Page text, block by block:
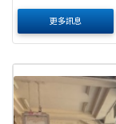
課程主題—社會團
更多訊息